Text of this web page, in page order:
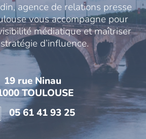
agence de relations presse
vous accompagne pour
médiatique et maîtriser
d’influence.
19 rue Ninau
TOULOUSE
05 61 41 93 25